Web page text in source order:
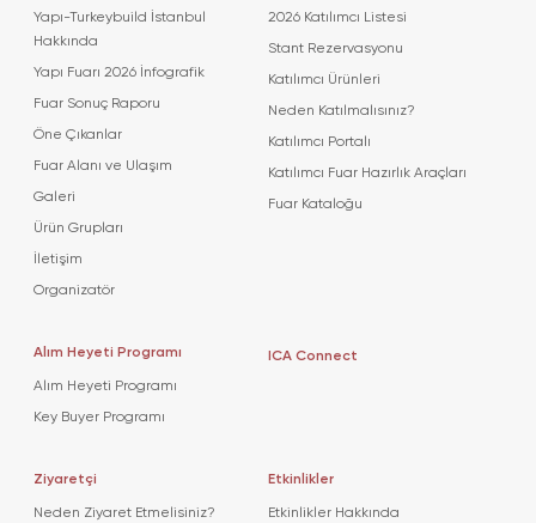
Yapı-Turkeybuild İstanbul
Hakkında
Yapı Fuarı 2026 İnfografik
Fuar Sonuç Raporu
Öne Çıkanlar
Fuar Alanı ve Ulaşım
Galeri
Ürün Grupları
İletişim
Organizatör
2026 Katılımcı Listesi
Stant Rezervasyonu
Katılımcı Ürünleri
Neden Katılmalısınız?
Katılımcı Portalı
Katılımcı Fuar Hazırlık Araçları
Fuar Kataloğu
Alım Heyeti Programı
Alım Heyeti Programı
Key Buyer Programı
ICA Connect
Ziyaretçi
Neden Ziyaret Etmelisiniz?
Etkinlikler
Etkinlikler Hakkında